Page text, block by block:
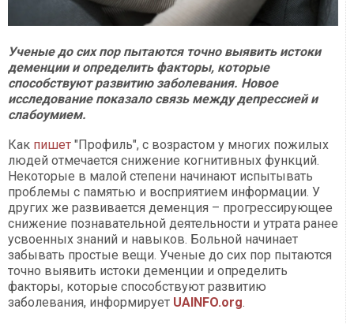
Ученые до сих пор пытаются точно выявить истоки
деменции и определить факторы, которые
способствуют развитию заболевания. Новое
исследование показало связь между депрессией и
слабоумием.
Как пишет "Профиль", с возрастом у многих пожилых
людей отмечается снижение когнитивных функций.
Некоторые в малой степени начинают испытывать
проблемы с памятью и восприятием информации. У
других же развивается деменция – прогрессирующее
снижение познавательной деятельности и утрата ранее
усвоенных знаний и навыков. Больной начинает
забывать простые вещи. Ученые до сих пор пытаются
точно выявить истоки деменции и определить
факторы, которые способствуют развитию
заболевания, информирует UAINFO.org.